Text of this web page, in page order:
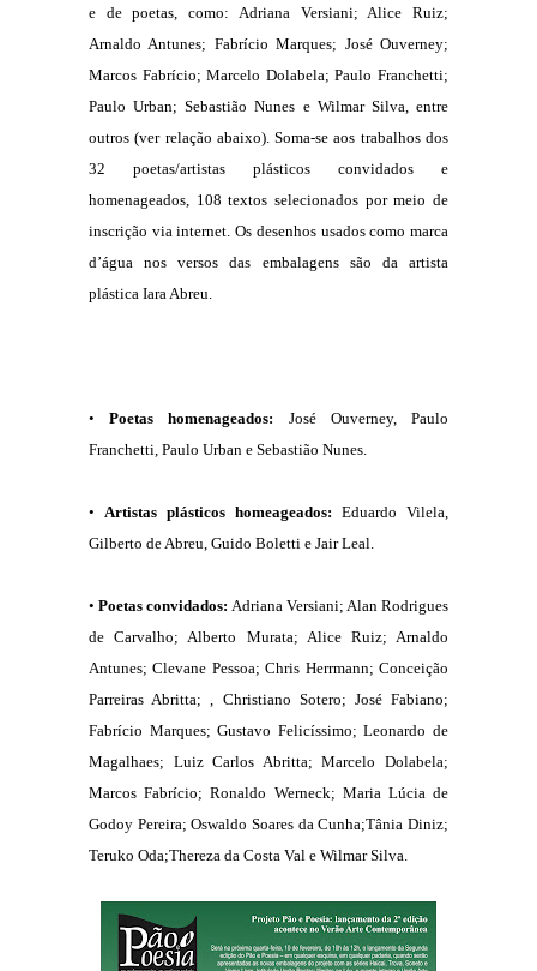
e de poetas, como: Adriana Versiani; Alice Ruiz;
Arnaldo Antunes; Fabrício Marques; José Ouverney;
Marcos Fabrício; Marcelo Dolabela; Paulo Franchetti;
Paulo Urban; Sebastião Nunes e Wilmar Silva, entre
outros (ver relação abaixo). Soma-se aos trabalhos dos
32 poetas/artistas plásticos convidados e
homenageados, 108 textos selecionados por meio de
inscrição via internet. Os desenhos usados como marca
d’água nos versos das embalagens são da artista
plástica Iara Abreu.
•Poetas homenageados: José Ouverney, Paulo
Franchetti, Paulo Urban e Sebastião Nunes.
• Artistas plásticos homeageados: Eduardo Vilela,
Gilberto de Abreu, Guido Boletti e Jair Leal.
•Poetas convidados: Adriana Versiani; Alan Rodrigues
de Carvalho; Alberto Murata; Alice Ruiz; Arnaldo
Antunes; Clevane Pessoa; Chris Herrmann; Conceição
Parreiras Abritta; , Christiano Sotero; José Fabiano;
Fabrício Marques; Gustavo Felicíssimo; Leonardo de
Magalhaes; Luiz Carlos Abritta; Marcelo Dolabela;
Marcos Fabrício; Ronaldo Werneck; Maria Lúcia de
Godoy Pereira; Oswaldo Soares da Cunha;Tânia Diniz;
Teruko Oda;Thereza da Costa Val e Wilmar Silva.